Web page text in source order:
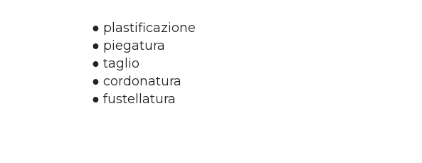
● plastificazione
● piegatura
● taglio
● cordonatura
● fustellatura